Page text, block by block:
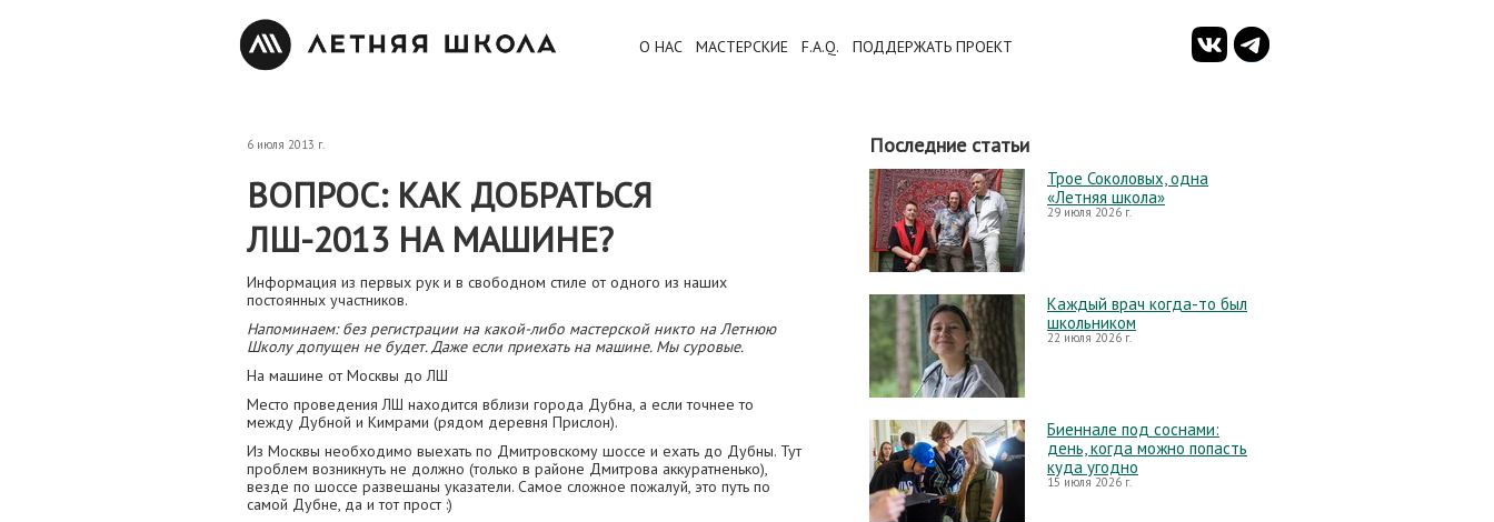
О НАС МАСТЕРСКИЕ F.A.Q. ПОДДЕРЖАТЬ ПРОЕКТ
6 июля 2013 г.
ВОПРОС: КАК ДОБРАТЬСЯ
ЛШ-2013 НА МАШИНЕ?
Информация из первых рук и в свободном стиле от одного из наших
постоянных участников.
Напоминаем: без регистрации на какой-либо мастерской никто на Летнюю
Школу допущен не будет. Даже если приехать на машине. Мы суровые.
На машине от Москвы до ЛШ
Место проведения ЛШ находится вблизи города Дубна, а если точнее то
между Дубной и Кимрами (рядом деревня Прислон).
Из Москвы необходимо выехать по Дмитровскому шоссе и ехать до Дубны. Тут
проблем возникнуть не должно (только в районе Дмитрова аккуратненько),
везде по шоссе развешаны указатели. Самое сложное пожалуй, это путь по
самой Дубне, да и тот прост :)
Последние статьи
Трое Соколовых, одна
«Летняя школа»
29 июля 2026 г.
Каждый врач когда-то был
школьником
22 июля 2026 г.
Биеннале под соснами:
день, когда можно попасть
куда угодно
15 июля 2026 г.